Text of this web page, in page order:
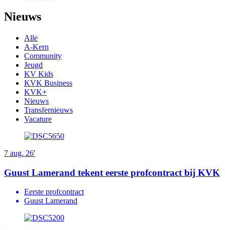
Nieuws
Alle
A-Kern
Community
Jeugd
KV Kids
KVK Business
KVK+
Nieuws
Transfernieuws
Vacature
7 aug. 26'
Guust Lamerand tekent eerste profcontract bij KVK
Eerste profcontract
Guust Lamerand